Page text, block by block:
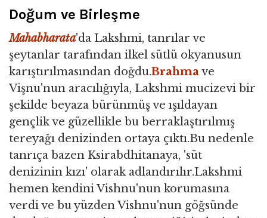
Doğum ve Birleşme
Mahabharata'da Lakshmi, tanrılar ve
şeytanlar tarafından ilkel sütlü okyanusun
karıştırılmasından doğdu.Brahmave
Vişnu'nun aracılığıyla, Lakshmi mucizevi bir
şekilde beyaza bürünmüş ve ışıldayan
gençlik ve güzellikle bu berraklaştırılmış
tereyağı denizinden ortaya çıktı.Bu nedenle
tanrıça bazen Ksirabdhitanaya, 'süt
denizinin kızı' olarak adlandırılır.Lakshmi
hemen kendini Vishnu'nun korumasına
verdi ve bu yüzden Vishnu'nun göğsünde